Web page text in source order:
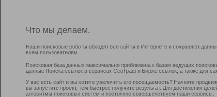
Что мы делаем.
Наши поисковые роботы обходят все сайты в Интернете и сохраняют
всем пользователям.
Поисковая база данных максимально приближена к базам ведущих
данные Поиска ссылок в сервисах СеоТраф и Бирже ссылок, а также для
У вас есть сайт и вы хотите увеличить его посещаемость? Начните
вы запустите проект, тем быстрее получите результат. Для достижения
алгоритмы поисковых систем и постоянно совершенствуем наши сервисы.